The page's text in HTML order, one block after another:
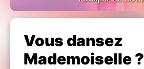
Vous dansez
Mademoiselle ?